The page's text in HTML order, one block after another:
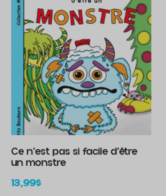
Ce n’est pas si facile d’être
un monstre
13,99$